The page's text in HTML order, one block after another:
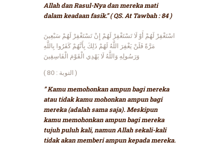
Allah dan Rasul-Nya dan mereka mati
dalam keadaan fasik.” ( QS. At Tawbah : 84 )
اسْتَغْفِرْ لَهُمْ أَوْ لَا تَسْتَغْفِرْ لَهُمْ إِنْ تَسْتَغْفِرْ لَهُمْ سَبْعِينَ
مَرَّةً فَلَنْ يَغْفِرَ اللَّهُ لَهُمْ ذَلِكَ بِأَنَّهُمْ كَفَرُوا بِاللَّهِ
وَرَسُولِهِ وَاللَّهُ لَا يَهْدِي الْقَوْمَ الْفَاسِقِينَ
( التوبة : 80 )
” Kamu memohonkan ampun bagi mereka
atau tidak kamu mohonkan ampun bagi
mereka (adalah sama saja). Meskipun
kamu memohonkan ampun bagi mereka
tujuh puluh kali, namun Allah sekali-kali
tidak akan memberi ampun kepada mereka.